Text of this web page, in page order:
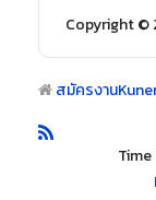
Copyright ©
สมัครงาน